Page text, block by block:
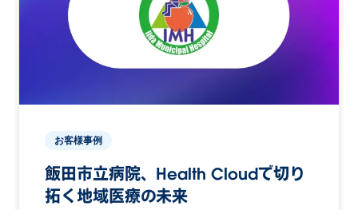
お客様事例
飯田市立病院、Health Cloudで切り
拓く地域医療の未来